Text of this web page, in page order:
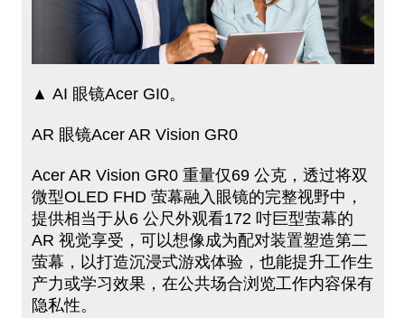
▲ AI 眼镜Acer GI0。
AR 眼镜Acer AR Vision GR0
Acer AR Vision GR0 重量仅69 公克，透​过将双
微型​OLED FHD 萤幕融入眼镜的完整视野中，
提供相当于从6 公尺外观看172 吋巨型萤幕的
AR 视觉享受，可以想像成为配对装置塑造第二
萤幕，以打造沉浸式​游戏体验，也能提升​工作生
产力​或学习效果​，在​公共场合浏​览工作内容​保有
隐私性。